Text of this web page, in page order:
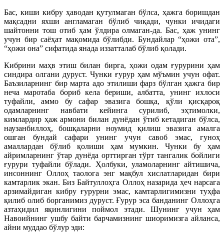
Бас, киши кибру ҳаводан қутулмаган бўлса, ҳажга боришдан
мақсадни яхши англамаган бўлиб чиқади, чунки ичидаги
шайтонни тош отиб ҳам ўлдира олмаган-да. Бас, ҳаж унинг
учун бир саёҳат мақомида бўлибди. Бундайлар “ҳожи ота”,
“ҳожи она” сифатида янада иззатталаб бўлиб қолади.
Кибрини маҳв этиш билан бирга, ҳожи одам ғурурини ҳам
синдира олгани дуруст. Чунки ғурур ҳам мўъмин учун офат.
Баъзиларнинг бир марта адо этилиши фарз бўлган ҳажга бир
неча маротаба бориб кела бериши, албатта, унинг ихлоси
туфайли, аммо бу сафар эвазига бошқа, қўли қисқароқ
одамларнинг навбати кейинга сурилиб, эҳтимолки,
кимлардир ҳаж армони билан дунёдан ўтиб кетадиган бўлса,
наузанбиллоҳ, бошқаларни ноумид қилиш эвазига амалга
ошган бундай сафари унинг учун савоб эмас, гуноҳ
амаллардан бўлиб қолиши ҳам мумкин. Чунки бу ҳам
айримларнинг ўтар дунёда орттирган тўрт тангалик бойлиги
ғурури туфайли бўлади. Ҳолбуки, уламоларнинг айтишича,
инсоннинг Оллоҳ таолога энг мақбул хислатларидан бири
камтарлик экан. Биз Байтуллоҳга Оллоҳ назарида ҳеч нарсага
арзимайдиган кибру ғурурни эмас, камтарлигимизни туҳфа
қилиб олиб борганимиз дуруст. Ғурур эса банданинг Оллоҳга
азтаҳидил яқинлигини поймол этади. Шунинг учун ҳам
Навоийнинг ушбу байти барчамизнинг шиоримизга айланса,
айни муддао бўлур эди: